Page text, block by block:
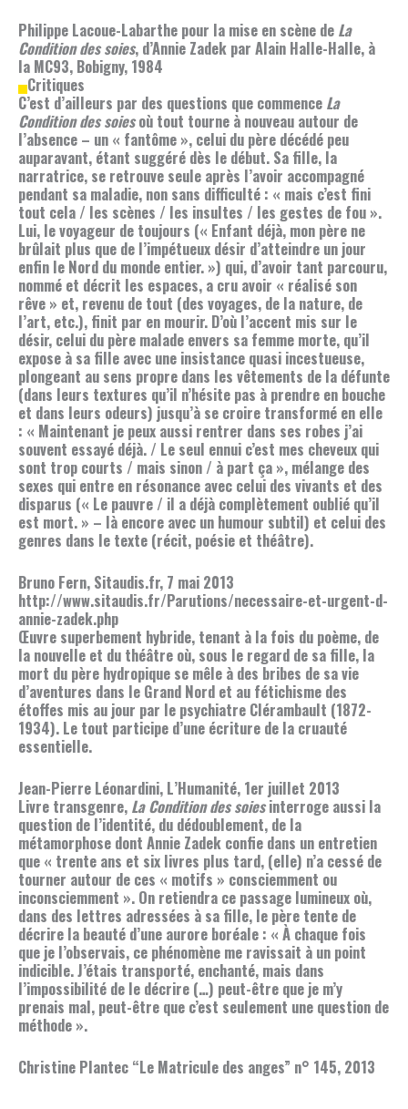
Philippe Lacoue-Labarthe pour la mise en scène de La
Condition des soies, d’Annie Zadek par Alain Halle-Halle, à
la MC93, Bobigny, 1984
Critiques
C’est d’ailleurs par des questions que commence La
Condition des soiesoù tout tourne à nouveau autour de
l’absence – un « fantôme », celui du père décédé peu
auparavant, étant suggéré dès le début. Sa fille, la
narratrice, se retrouve seule après l’avoir accompagné
pendant sa maladie, non sans difficulté : « mais c’est fini
tout cela / les scènes / les insultes / les gestes de fou ».
Lui, le voyageur de toujours (« Enfant déjà, mon père ne
brûlait plus que de l’impétueux désir d’atteindre un jour
enfin le Nord du monde entier. ») qui, d’avoir tant parcouru,
nommé et décrit les espaces, a cru avoir « réalisé son
rêve » et, revenu de tout (des voyages, de la nature, de
l’art, etc.), finit par en mourir. D’où l’accent mis sur le
désir, celui du père malade envers sa femme morte, qu’il
expose à sa fille avec une insistance quasi incestueuse,
plongeant au sens propre dans les vêtements de la défunte
(dans leurs textures qu’il n’hésite pas à prendre en bouche
et dans leurs odeurs) jusqu’à se croire transformé en elle
: « Maintenant je peux aussi rentrer dans ses robes j’ai
souvent essayé déjà. / Le seul ennui c’est mes cheveux qui
sont trop courts / mais sinon / à part ça », mélange des
sexes qui entre en résonance avec celui des vivants et des
disparus (« Le pauvre / il a déjà complètement oublié qu’il
est mort. » – là encore avec un humour subtil) et celui des
genres dans le texte (récit, poésie et théâtre).
Bruno Fern, Sitaudis.fr, 7 mai 2013
http://www.sitaudis.fr/Parutions/necessaire-et-urgent-d-
annie-zadek.php
Œuvre superbement hybride, tenant à la fois du poème, de
la nouvelle et du théâtre où, sous le regard de sa fille, la
mort du père hydropique se mêle à des bribes de sa vie
d’aventures dans le Grand Nord et au fétichisme des
étoffes mis au jour par le psychiatre Clérambault (1872-
1934). Le tout participe d’une écriture de la cruauté
essentielle.
Jean-Pierre Léonardini, L’Humanité, 1er juillet 2013
Livre transgenre, La Condition des soiesinterroge aussi la
question de l’identité, du dédoublement, de la
métamorphose dont Annie Zadek confie dans un entretien
que « trente ans et six livres plus tard, (elle) n’a cessé de
tourner autour de ces « motifs » consciemment ou
inconsciemment ». On retiendra ce passage lumineux où,
dans des lettres adressées à sa fille, le père tente de
décrire la beauté d’une aurore boréale : « À chaque fois
que je l’observais, ce phénomène me ravissait à un point
indicible. J’étais transporté, enchanté, mais dans
l’impossibilité de le décrire (…) peut-être que je m’y
prenais mal, peut-être que c’est seulement une question de
méthode ».
Christine Plantec “Le Matricule des anges” n° 145, 2013